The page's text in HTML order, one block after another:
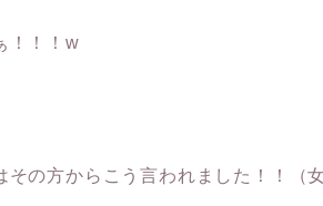
！！！w
その方からこう言われました！！（